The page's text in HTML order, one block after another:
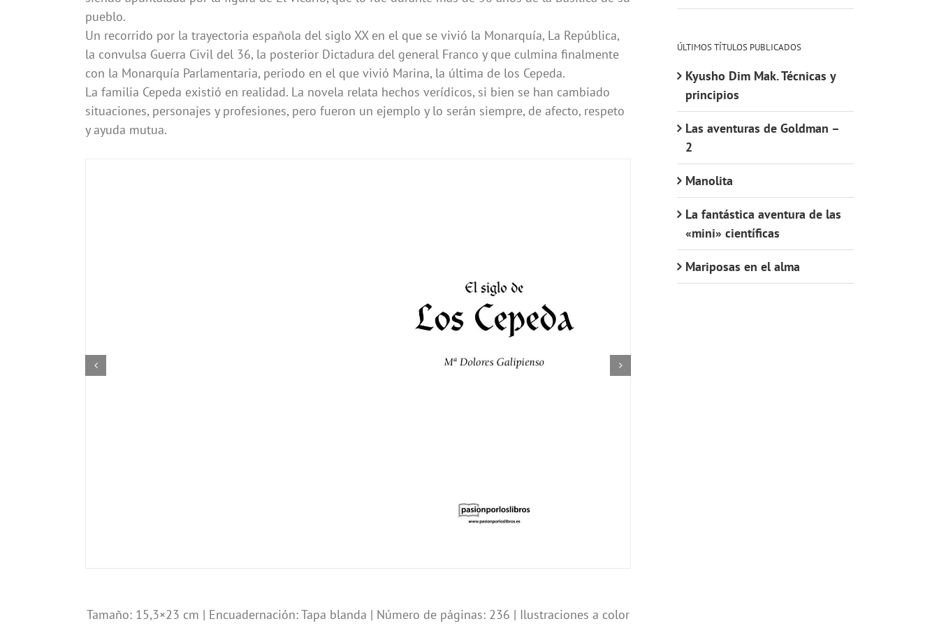
pueblo.
Un recorrido por la trayectoria española del siglo XX en el que se vivió la Monarquía, La República,
la convulsa Guerra Civil del 36, la posterior Dictadura del general Franco y que culmina finalmente
con la Monarquía Parlamentaria, periodo en el que vivió Marina, la última de los Cepeda.
La familia Cepeda existió en realidad. La novela relata hechos verídicos, si bien se han cambiado
situaciones, personajes y profesiones, pero fueron un ejemplo y lo serán siempre, de afecto, respeto
y ayuda mutua.
Tamaño: 15,3×23 cm | Encuadernación: Tapa blanda | Número de páginas: 236 | Ilustraciones a color
ÚLTIMOS TÍTULOS PUBLICADOS
Kyusho Dim Mak. Técnicas y
principios
Las aventuras de Goldman –
2
Manolita
La fantástica aventura de las
«mini» científicas
Mariposas en el alma